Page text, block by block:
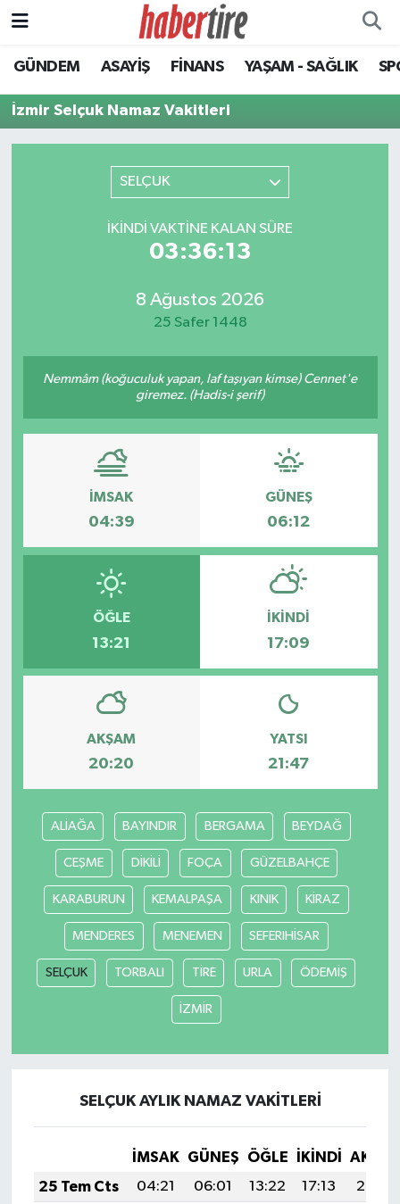
GÜNDEM ASAYİŞ FİNANS YAŞAM - SAĞLIK
İzmir Selçuk Namaz Vakitleri
SELÇUK
İKINDI VAKTINE KALAN SÜRE
03:36:13
8 Ağustos 2026
25 Safer 1448
Nemmâm (koğuculuk yapan, laf taşıyan kimse) Cennet'e
giremez. (Hadis-i şerif)
İMSAK
04:39
GÜNEŞ
06:12
ÖĞLE
13:21
İKINDI
17:09
AKŞAM
20:20
YATSI
21:47
ALİAĞA BAYINDIR BERGAMA BEYDAĞ
CEŞME DİKİLİ FOÇA GÜZELBAHÇE
KARABURUN KEMALPAŞA KINIK KİRAZ
MENDERES MENEMEN SEFERIHİSAR
SELÇUK TORBALI TİRE URLA ÖDEMİŞ
İZMİR
SELÇUK AYLIK NAMAZ VAKITLERI
İMSAK GÜNEŞ ÖĞLE İKINDI
25 Tem Cts
04:21 06:01 13:22 17:13
20:34
Tire Nöbetçi Eczaneler
Tire Hava Durumu
Tüm Manşetler
Son Dakika Haberleri